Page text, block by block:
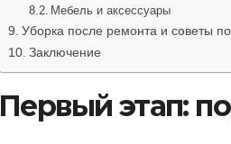
Мебель и аксессуары
Уборка после ремонта и советы
Заключение
Первый этап: